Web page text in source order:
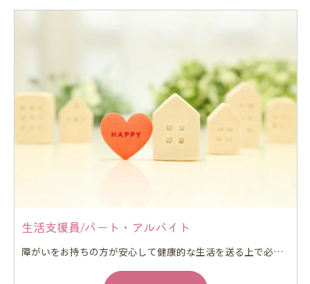
生活支援員/パート・アルバイト
障がいをお持ちの方が安心して健康的な生活を送る上で必要な家事の手伝いをしていただきます。 経験がある方は行動援護もしていただきます。